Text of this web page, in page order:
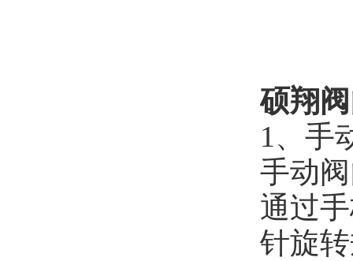
硕翔
1、手
手动
通过
针旋